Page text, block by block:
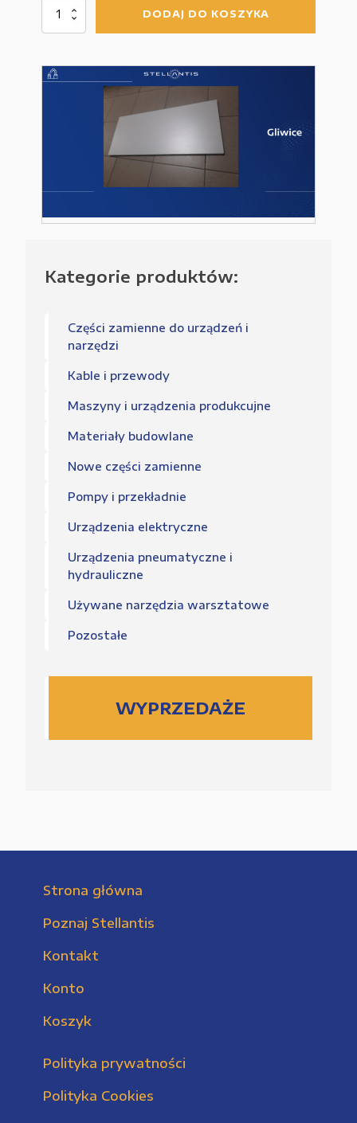
Nowe części zamienne
Urządzenia elektryczne
Urządzenia pneumatyczne i hydrauliczne
Używane narzędzia warsztatowe
WYPRZEDAŻE
Zamówienie
Regulamin sklepu
Polityka Prywatności
ilość
DODAJ DO KOSZYKA
Kategorie produktów:
Części zamienne do urządzeń i
narzędzi
Kable i przewody
Maszyny i urządzenia produkcujne
Materiały budowlane
Nowe części zamienne
Pompy i przekładnie
Urządzenia elektryczne
Urządzenia pneumatyczne i
hydrauliczne
Używane narzędzia warsztatowe
Pozostałe
WYPRZEDAŻE
Strona główna
Poznaj Stellantis
Kontakt
Konto
Koszyk
Polityka prywatności
Polityka Cookies